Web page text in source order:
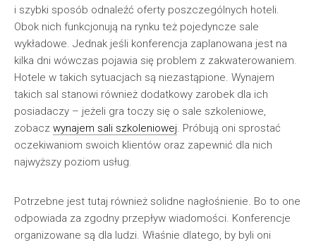
i szybki sposób odnaleźć oferty poszczególnych hoteli.
Obok nich funkcjonują na rynku też pojedyncze sale
wykładowe. Jednak jeśli konferencja zaplanowana jest na
kilka dni wówczas pojawia się problem z zakwaterowaniem.
Hotele w takich sytuacjach są niezastąpione. Wynajem
takich sal stanowi również dodatkowy zarobek dla ich
posiadaczy – jeżeli gra toczy się o sale szkoleniowe,
zobacz wynajem sali szkoleniowej. Próbują oni sprostać
oczekiwaniom swoich klientów oraz zapewnić dla nich
najwyższy poziom usług.
Potrzebne jest tutaj również solidne nagłośnienie. Bo to one
odpowiada za zgodny przepływ wiadomości. Konferencje
organizowane są dla ludzi. Właśnie dlatego, by byli oni